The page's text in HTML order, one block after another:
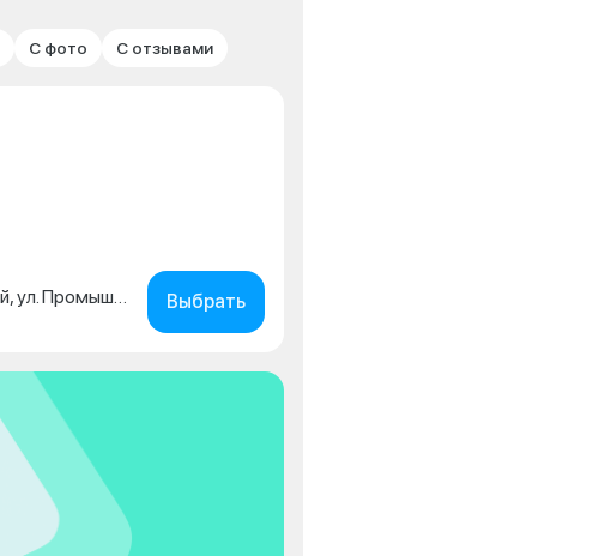
С фото С отзывами
Пермский край, г. Чайковский, ул. Промышленная, д. 15/1
Выбрать